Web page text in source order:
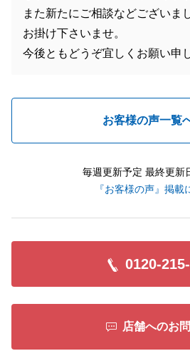
また新たにご相談などございま
お掛け下さいませ。
今後ともどうぞ宜しくお願い申
お客様の声一覧
毎週更新予定 最終更新
『お客様の声』掲載
0120-
店舗へのお